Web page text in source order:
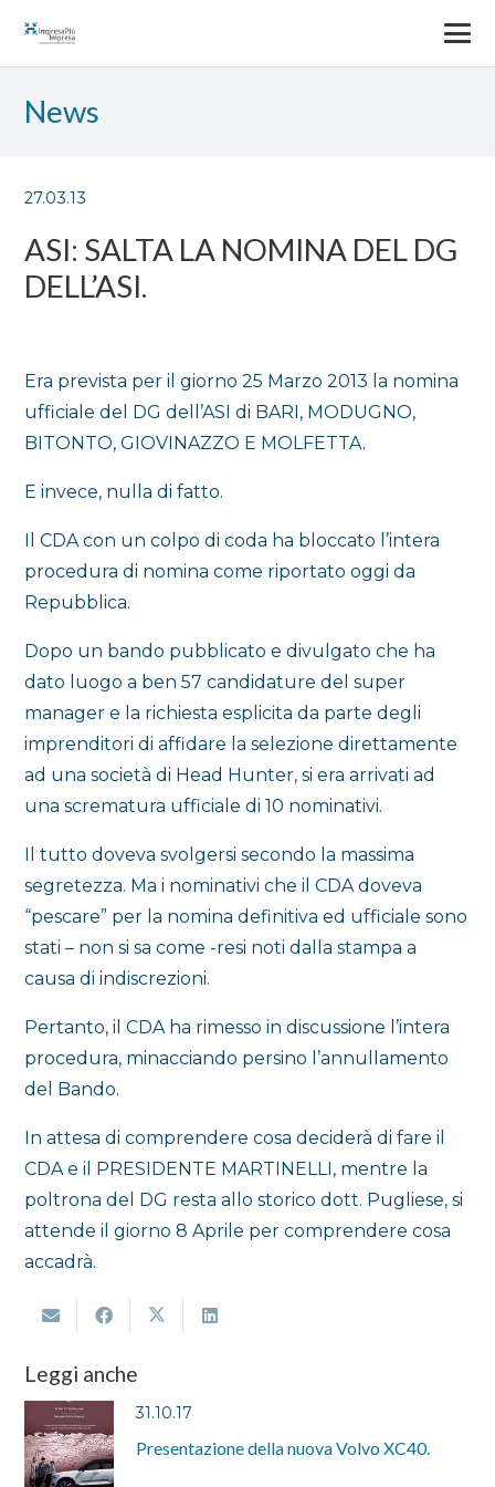
News
27.03.13
ASI: SALTA LA NOMINA DEL DG
DELL’ASI.
Era prevista per il giorno 25 Marzo 2013 la nomina
ufficiale del DG dell’ASI di BARI, MODUGNO,
BITONTO, GIOVINAZZO E MOLFETTA.
E invece, nulla di fatto.
Il CDA con un colpo di coda ha bloccato l’intera
procedura di nomina come riportato oggi da
Repubblica.
Dopo un bando pubblicato e divulgato che ha
dato luogo a ben 57 candidature del super
manager e la richiesta esplicita da parte degli
imprenditori di affidare la selezione direttamente
ad una società di Head Hunter, si era arrivati ad
una scrematura ufficiale di 10 nominativi.
Il tutto doveva svolgersi secondo la massima
segretezza. Ma i nominativi che il CDA doveva
“pescare” per la nomina definitiva ed ufficiale sono
stati – non si sa come -resi noti dalla stampa a
causa di indiscrezioni.
Pertanto, il CDA ha rimesso in discussione l’intera
procedura, minacciando persino l’annullamento
del Bando.
In attesa di comprendere cosa deciderà di fare il
CDA e il PRESIDENTE MARTINELLI, mentre la
poltrona del DG resta allo storico dott. Pugliese, si
attende il giorno 8 Aprile per comprendere cosa
accadrà.
Leggi anche
31.10.17
Presentazione della nuova Volvo XC40.